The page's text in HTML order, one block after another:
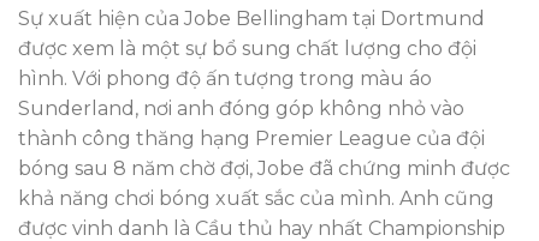
Sự xuất hiện của Jobe Bellingham tại Dortmund
được xem là một sự bổ sung chất lượng cho đội
hình. Với phong độ ấn tượng trong màu áo
Sunderland, nơi anh đóng góp không nhỏ vào
thành công thăng hạng Premier League của đội
bóng sau 8 năm chờ đợi, Jobe đã chứng minh được
khả năng chơi bóng xuất sắc của mình. Anh cũng
được vinh danh là Cầu thủ hay nhất Championship